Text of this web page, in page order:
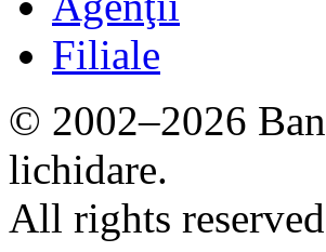
Filiale
© 2002–2026
lichidare.
All rights